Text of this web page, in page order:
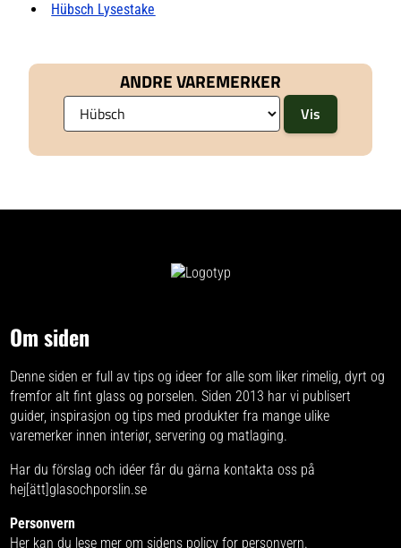
Hübsch Lysestake
ANDRE VAREMERKER
Om siden
Denne siden er full av tips og ideer for alle som liker rimelig, dyrt og
fremfor alt fint glass og porselen. Siden 2013 har vi publisert
guider, inspirasjon og tips med produkter fra mange ulike
varemerker innen interiør, servering og matlaging.
Har du förslag och idéer får du gärna kontakta oss på
hej[ätt]glasochporslin.se
Personvern
Her kan du lese mer om sidens policy for personvern.